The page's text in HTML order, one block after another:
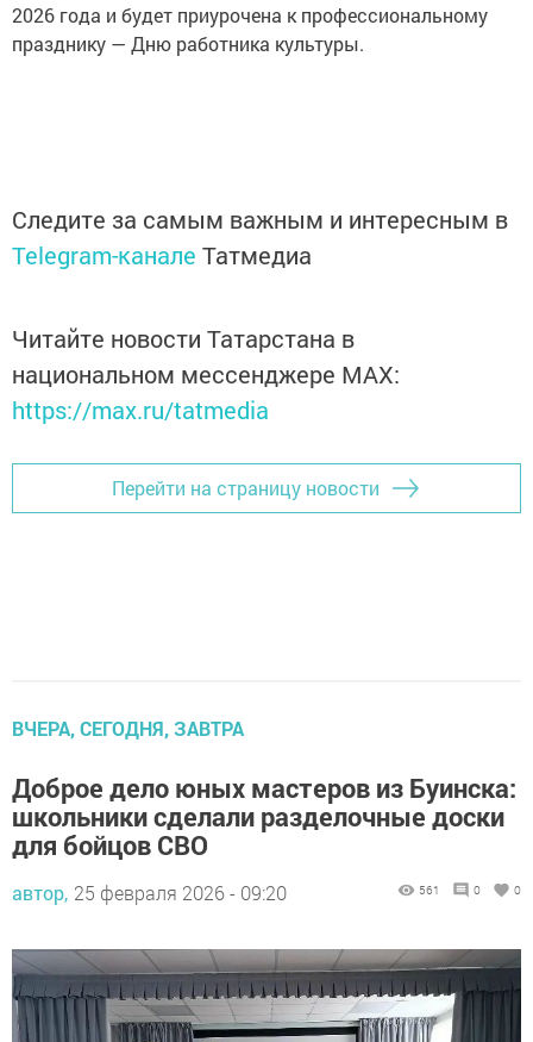
2026 года и будет приурочена к профессиональному
празднику — Дню работника культуры.
Следите за самым важным и интересным в
Telegram-канале Татмедиа
Читайте новости Татарстана в
национальном мессенджере MАХ:
https://max.ru/tatmedia
Перейти на страницу новости
ВЧЕРА, СЕГОДНЯ, ЗАВТРА
Доброе дело юных мастеров из Буинска:
школьники сделали разделочные доски
для бойцов СВО
автор, 25 февраля 2026 - 09:20 561 0 0